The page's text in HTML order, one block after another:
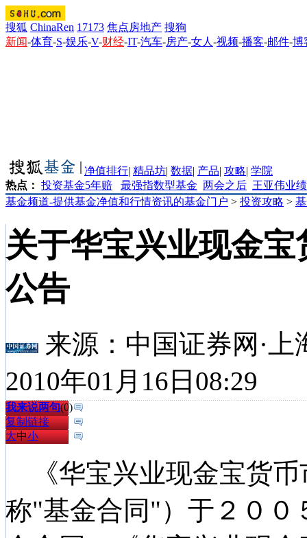
搜狐 ChinaRen 17173 焦点房地产 搜狗
新闻-体育-S-娱乐-V-财经-IT-汽车-房产-女人 -视频-播客-邮件-博
净值排行| 精品坊| 数据| 产品| 攻略| 学院
热点： 投资基金5年赔 最强指数型基金 两会之后 王亚伟业
基金频道-提供基金净值和行情资讯的基金门户 > 投资攻略 >
关于华宝兴业现金
公告
来源： 中国证券网·上
2010年01月16日08:29
我来说两句(0)
复制链接
大中小
《华宝兴业现金宝货币
称"基金合同"）于２００